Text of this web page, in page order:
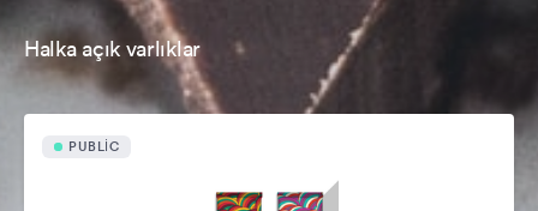
Halka açık varlıklar
PUBLIC